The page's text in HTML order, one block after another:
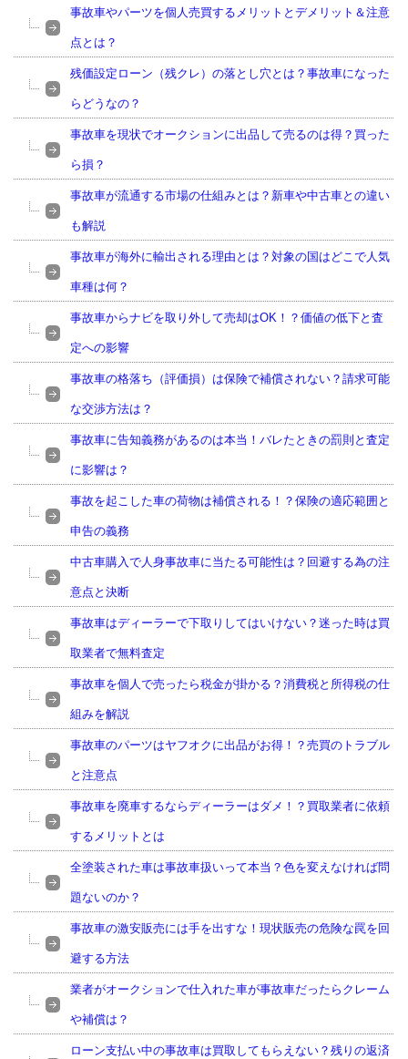
事故車やパーツを個人売買するメリットとデメリット＆注意
点とは？
残価設定ローン（残クレ）の落とし穴とは？事故車になった
らどうなの？
事故車を現状でオークションに出品して売るのは得？買った
ら損？
事故車が流通する市場の仕組みとは？新車や中古車との違い
も解説
事故車が海外に輸出される理由とは？対象の国はどこで人気
車種は何？
事故車からナビを取り外して売却はOK！？価値の低下と査
定への影響
事故車の格落ち（評価損）は保険で補償されない？請求可能
な交渉方法は？
事故車に告知義務があるのは本当！バレたときの罰則と査定
に影響は？
事故を起こした車の荷物は補償される！？保険の適応範囲と
申告の義務
中古車購入で人身事故車に当たる可能性は？回避する為の注
意点と決断
事故車はディーラーで下取りしてはいけない？迷った時は買
取業者で無料査定
事故車を個人で売ったら税金が掛かる？消費税と所得税の仕
組みを解説
事故車のパーツはヤフオクに出品がお得！？売買のトラブル
と注意点
事故車を廃車するならディーラーはダメ！？買取業者に依頼
するメリットとは
全塗装された車は事故車扱いって本当？色を変えなければ問
題ないのか？
事故車の激安販売には手を出すな！現状販売の危険な罠を回
避する方法
業者がオークションで仕入れた車が事故車だったらクレーム
や補償は？
ローン支払い中の事故車は買取してもらえない？残りの返済